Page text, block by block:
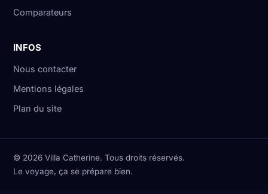
Comparateurs
INFOS
Nous contacter
Mentions légales
Plan du site
© 2026 Villa Catherine. Tous droits réservés.
Le voyage, ça se prépare bien.